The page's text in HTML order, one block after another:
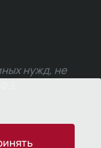
нужд, не